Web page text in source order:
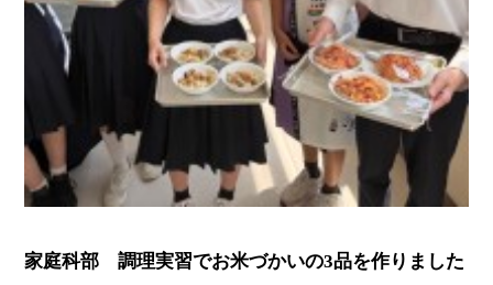
家庭科部 調理実習でお米づかいの3品を作りました